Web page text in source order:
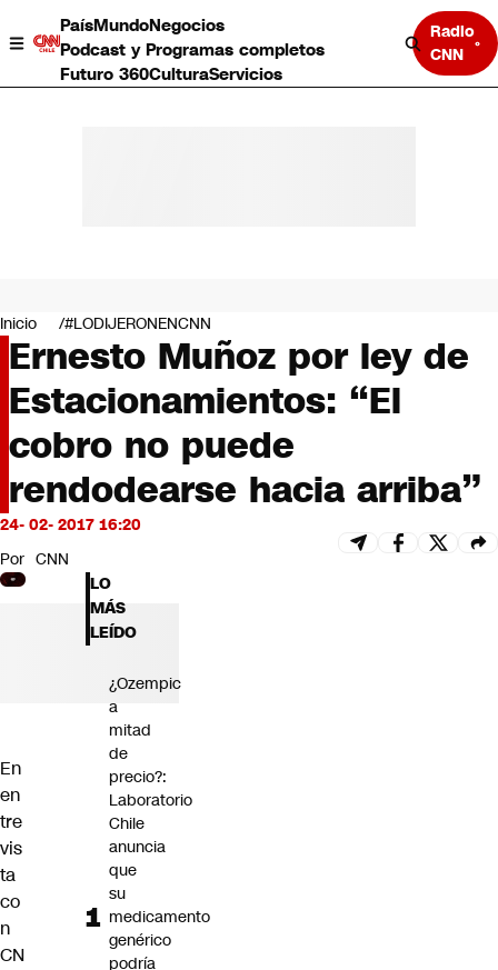
PaísMundoNegocios
Podcast y Programas completos
Futuro 360CulturaServicios
Radio
CNN
Negocios
Deportes
Programas completos
Cultura
Servicios
Bits
CNN tiempo
Futuro 360
Inicio #LODIJERONENCNN
Ernesto Muñoz por ley de
Estacionamientos: “El
cobro no puede
rendodearse hacia arriba”
24- 02- 2017 16:20
Por CNN
En
en
tre
vis
ta
co
n
CN
LO
MÁS
LEÍDO
¿Ozempic
a
mitad
de
precio?:
Laboratorio
Chile
anuncia
que
su
medicamento
genérico
podría